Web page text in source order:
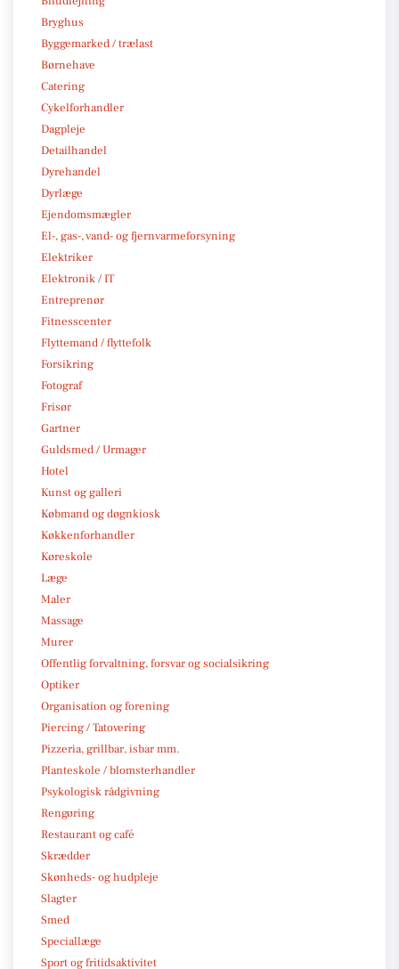
Bryghus
Byggemarked / trælast
Børnehave
Catering
Cykelforhandler
Dagpleje
Detailhandel
Dyrehandel
Dyrlæge
Ejendomsmægler
El-, gas-, vand- og fjernvarmeforsyning
Elektriker
Elektronik / IT
Entreprenør
Fitnesscenter
Flyttemand / flyttefolk
Forsikring
Fotograf
Frisør
Gartner
Guldsmed / Urmager
Hotel
Kunst og galleri
Købmand og døgnkiosk
Køkkenforhandler
Køreskole
Læge
Maler
Massage
Murer
Offentlig forvaltning, forsvar og socialsikring
Optiker
Organisation og forening
Piercing / Tatovering
Pizzeria, grillbar, isbar mm.
Planteskole / blomsterhandler
Psykologisk rådgivning
Rengøring
Restaurant og café
Skrædder
Skønheds- og hudpleje
Slagter
Smed
Speciallæge
Sport og fritidsaktivitet